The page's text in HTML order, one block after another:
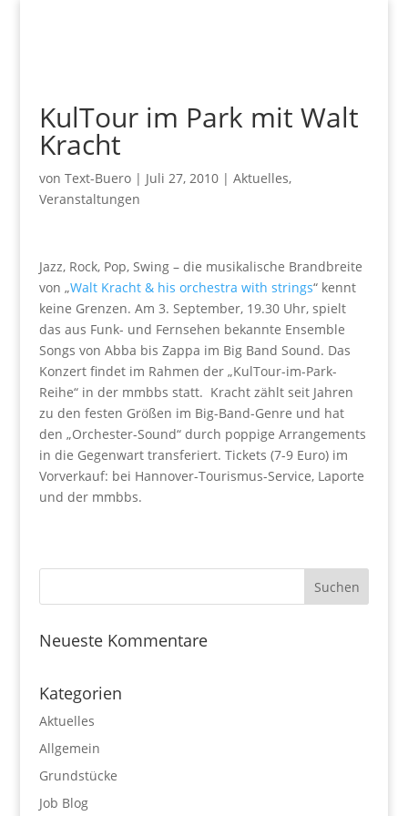
KulTour im Park mit Walt
Kracht
von Text-Buero| Juli 27, 2010| Aktuelles,
Veranstaltungen
Jazz, Rock, Pop, Swing – die musikalische Brandbreite
von „Walt Kracht & his orchestra with strings“ kennt
keine Grenzen. Am 3. September, 19.30 Uhr, spielt
das aus Funk- und Fernsehen bekannte Ensemble
Songs von Abba bis Zappa im Big Band Sound. Das
Konzert findet im Rahmen der „KulTour-im-Park-
Reihe“ in der mmbbs statt. Kracht zählt seit Jahren
zu den festen Größen im Big-Band-Genre und hat
den „Orchester-Sound“ durch poppige Arrangements
in die Gegenwart transferiert. Tickets (7-9 Euro) im
Vorverkauf: bei Hannover-Tourismus-Service, Laporte
und der mmbbs.
Neueste Kommentare
Kategorien
Aktuelles
Allgemein
Grundstücke
Job Blog